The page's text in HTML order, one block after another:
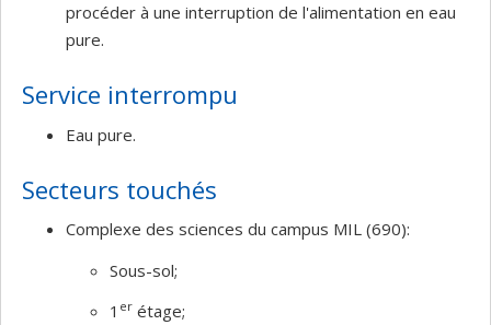
procéder à une interruption de l'alimentation en eau
pure.
Service interrompu
Eau pure.
Secteurs touchés
Complexe des sciences du campus MIL (690):
Sous-sol;
1 er étage;